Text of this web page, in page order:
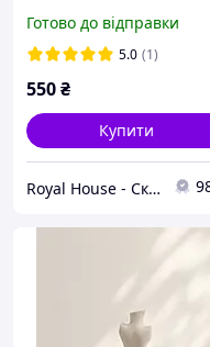
Готово до відправки
5.0 (1)
550₴
Купити
Royal House - Скатертини на стіл